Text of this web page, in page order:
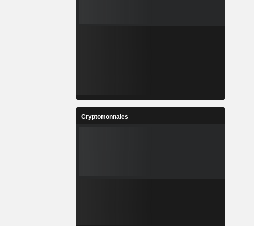
Cryptomonnaies